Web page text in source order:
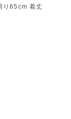
り65cm 着丈